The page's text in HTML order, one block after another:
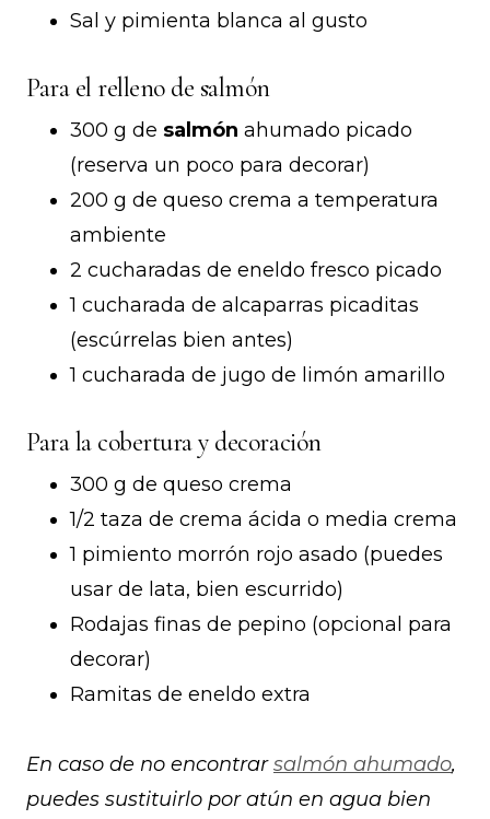
Sal y pimienta blanca al gusto
Para el relleno de salmón
300 g de salmón ahumado picado
(reserva un poco para decorar)
200 g de queso crema a temperatura
ambiente
2 cucharadas de eneldo fresco picado
1 cucharada de alcaparras picaditas
(escúrrelas bien antes)
1 cucharada de jugo de limón amarillo
Para la cobertura y decoración
300 g de queso crema
1/2 taza de crema ácida o media crema
1 pimiento morrón rojo asado (puedes
usar de lata, bien escurrido)
Rodajas finas de pepino (opcional para
decorar)
Ramitas de eneldo extra
En caso de no encontrarsalmón ahumado,
puedes sustituirlo por atún en agua bien